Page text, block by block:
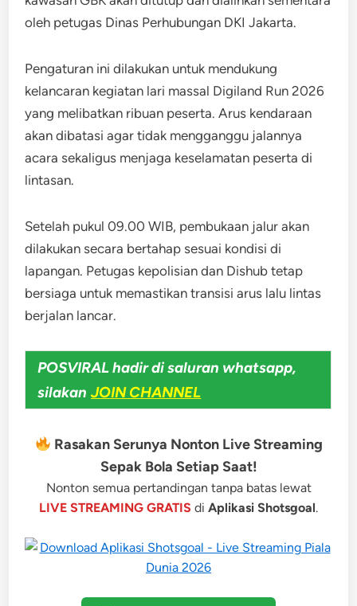
oleh petugas Dinas Perhubungan DKI Jakarta.
Pengaturan ini dilakukan untuk mendukung
kelancaran kegiatan lari massal Digiland Run 2026
yang melibatkan ribuan peserta. Arus kendaraan
akan dibatasi agar tidak mengganggu jalannya
acara sekaligus menjaga keselamatan peserta di
lintasan.
Setelah pukul 09.00 WIB, pembukaan jalur akan
dilakukan secara bertahap sesuai kondisi di
lapangan. Petugas kepolisian dan Dishub tetap
bersiaga untuk memastikan transisi arus lalu lintas
berjalan lancar.
POSVIRAL hadir di saluran whatsapp,
silakan JOIN CHANNEL
Rasakan Serunya Nonton Live Streaming
Sepak Bola Setiap Saat!
Nonton semua pertandingan tanpa batas lewat
LIVE STREAMING GRATIS di Aplikasi Shotsgoal.